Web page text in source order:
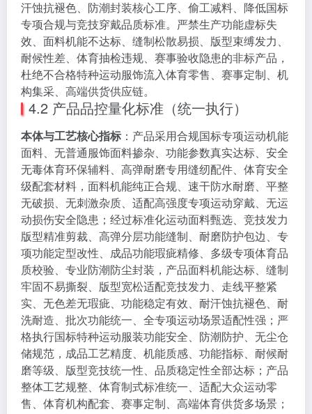
汗蚀抗褪色、防潮封装核心工序、偷工减料、降低国标
专项合规与竞技穿戴品质标准。严禁生产功能虚标失
效、面料机能不达标、缝制松散易损、版型束缚发力、
耐候性差、体育抽检违规、赛事验收隐患的非标产品，
杜绝不合格特种运动服饰流入体育零售、赛事定制、机
构集采、高端供货供应链。
4.2 产品品控量化标准（统一执行）
本体与工艺核心指标 ：产品采用合规国标专项运动机能
面料、无普通服饰面料掺杂、功能参数真实达标、安全
无毒体育环保辅料、高弹耐磨专用缝纫配件、体育安全
级配套材料，面料机能纯正合规、速干防水耐磨、平整
无破损、无刺激杂质、适配高强度专项运动穿戴、无运
动损伤安全隐患；经过标准化运动面料甄选、竞技发力
版型精准剪裁、高弹分层功能缝制、耐磨防护包边、专
项功能定型改性、成品功能瑕疵精修、多级专项体育品
质校验、专业防潮防尘封装，产品面料机能达标、缝制
牢固不易撕裂、版型宽松适配竞技发力、走线平整紧
实、无色差无瑕疵、功能稳定有效、耐汗蚀抗褪色、耐
洗耐造、批次功能统一、全专项运动场景适配性强；严
格执行国标特种运动服装功能安全、防潮防护、无尘仓
储规范，成品工艺精度、机能质感、功能指标、耐候耐
磨等级、版型竞技统一性、品质稳定性全部达标；产品
整体工艺规整、体育制式标准统一、适配大众运动零
售、体育机构配套、赛事定制、高端体育供货多场景；